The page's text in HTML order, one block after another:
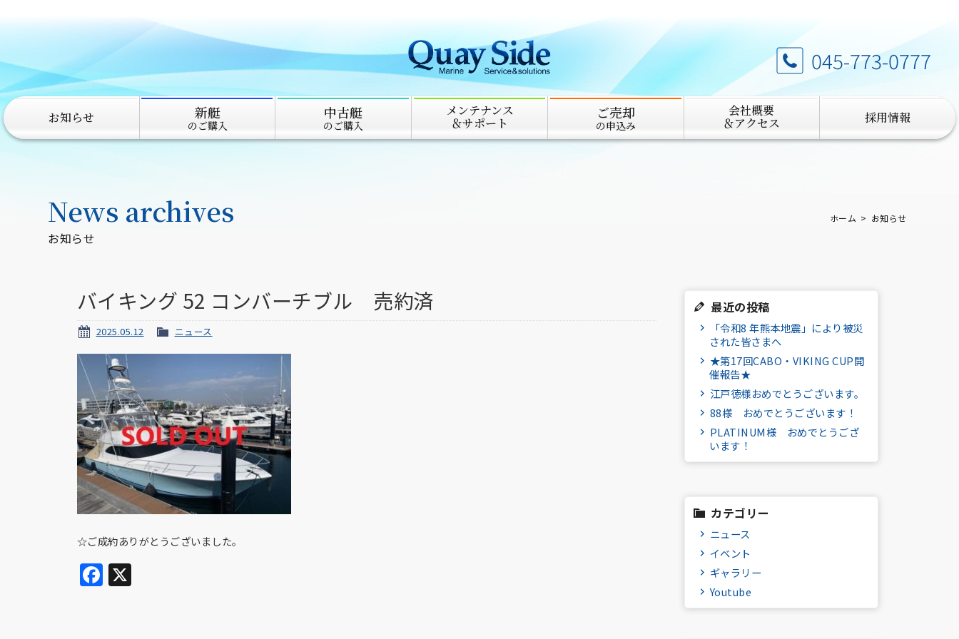
045-773-0777
お知らせ 新艇
のご購入
中古艇
のご購入
メンテナンス
＆サポート
ご売却
の申込み
会社概要
＆アクセス 採用情報
お知らせ
News archives ホーム お知らせ
バイキング 52 コンバーチブル 売約済
2025.05.12 ニュース
☆ご成約ありがとうございました。
Facebook
X
最近の投稿
「令和8 年熊本地震」により被災
された皆さまへ
★第17回CABO・VIKING CUP開
催報告★
江戸徳様おめでとうございます。
88様 おめでとうございます！
PLATINUM様 おめでとうござ
います！
カテゴリー
ニュース
イベント
ギャラリー
Youtube